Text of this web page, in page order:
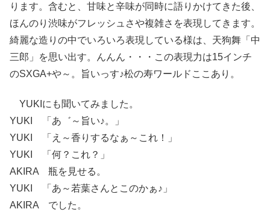
ります。含むと、甘味と辛味が同時に語りかけてきた後、
ほんのり渋味がフレッシュさや複雑さを表現してきます。
綺麗な造りの中でいろいろ表現している様は、天狗舞「中
三郎」を思い出す。んんん・・・この表現力は15インチ
のSXGA+や～。旨いっす♪松の寿ワールドここあり。
YUKIにも聞いてみました。
YUKI 「あ゛～旨い♪。」
YUKI 「え～香りするなぁ～これ！」
YUKI 「何？これ？」
AKIRA 瓶を見せる。
YUKI 「あ～若葉さんとこのかぁ♪」
AKIRA でした。